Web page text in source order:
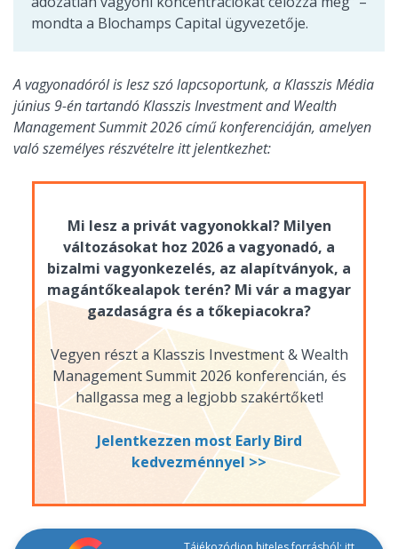
mondta a Blochamps Capital ügyvezetője.
A vagyonadóról is lesz szó lapcsoportunk, a Klasszis Média
június 9-én tartandó Klasszis Investment and Wealth
Management Summit 2026 című konferenciáján, amelyen
való személyes részvételre itt jelentkezhet:
Mi lesz a privát vagyonokkal? Milyen
változásokat hoz 2026 a vagyonadó, a
bizalmi vagyonkezelés, az alapítványok, a
magántőkealapok terén? Mi vár a magyar
gazdaságra és a tőkepiacokra?
Vegyen részt a Klasszis Investment & Wealth
Management Summit 2026 konferencián, és
hallgassa meg a legjobb szakértőket!
Jelentkezzen most Early Bird
kedvezménnyel >>